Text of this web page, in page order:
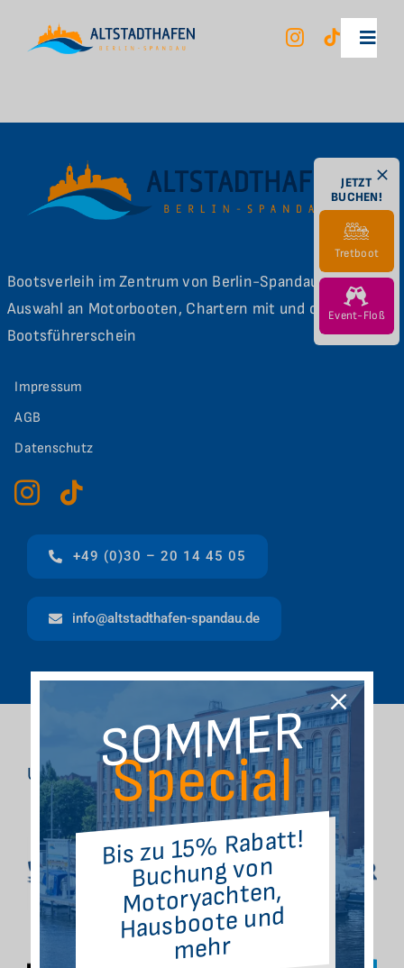
Inhalt
Berlin City Tour
Unser Hafen
Bootsverleih im Zentrum von Berlin-Spandau. Große
Auswahl an Motorbooten, Chartern mit und ohne
Bootsführerschein
Impressum
AGB
Datenschutz
+49 (0)30 – 20 14 45 05
info@altstadthafen-spandau.de
Unsere PartnerSOMMER
Special
Bis zu 15% Rabatt!
Buchung von
Motoryachten,
Hausboote und
mehr
JETZT
BUCHEN!
Tretboot
Event-Floß